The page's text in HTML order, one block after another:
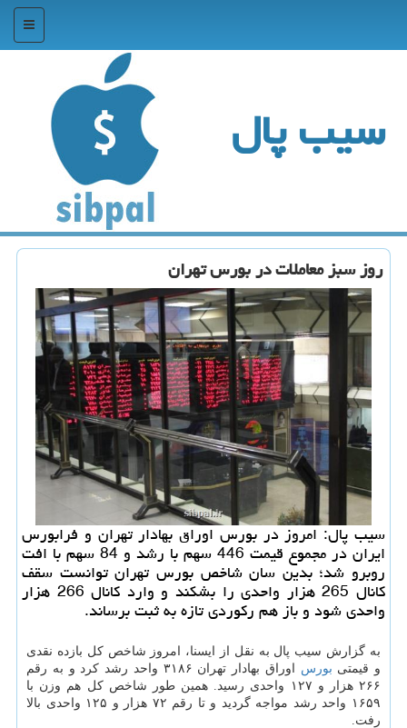
منو
سیب پال
روز سبز معاملات در بورس تهران
سیب پال: امروز در بورس اوراق بهادار تهران و فرابورس
ایران در مجموع قیمت 446 سهم با رشد و 84 سهم با افت
روبرو شد؛ بدین سان شاخص بورس تهران توانست سقف
كانال 265 هزار واحدی را بشكند و وارد كانال 266 هزار
واحدی شود و باز هم ركوردی تازه به ثبت برساند.
به گزارش سیب پال به نقل از ایسنا، امروز شاخص كل بازده نقدی
و قیمتی بورس
اوراق بهادار تهران ۳۱۸۶ واحد رشد كرد و به رقم
۲۶۶ هزار و ۱۲۷ واحدی رسید. همین طور شاخص كل هم وزن با
۱۶۵۹ واحد رشد مواجه گردید و تا رقم ۷۲ هزار و ۱۲۵ واحدی بالا
رفت.